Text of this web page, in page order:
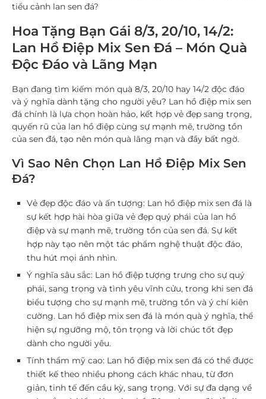
tiểu cảnh lan sen đá?
Hoa Tặng Bạn Gái 8/3, 20/10, 14/2:
Lan Hồ Điệp Mix Sen Đá – Món Quà
Độc Đáo và Lãng Mạn
Bạn đang tìm kiếm món quà 8/3, 20/10 hay 14/2 độc đáo
và ý nghĩa dành tặng cho người yêu? Lan hồ điệp mix sen
đá chính là lựa chọn hoàn hảo, kết hợp vẻ đẹp sang trọng,
quyến rũ của lan hồ điệp cùng sự mạnh mẽ, trường tồn
của sen đá, tạo nên món quà lãng mạn và đầy bất ngờ.
Vì Sao Nên Chọn Lan Hồ Điệp Mix Sen
Đá?
Vẻ đẹp độc đáo và ấn tượng: Lan hồ điệp mix sen đá là
sự kết hợp hài hòa giữa vẻ đẹp quý phái của lan hồ
điệp và sự mạnh mẽ, trường tồn của sen đá. Sự kết
hợp này tạo nên một tác phẩm nghệ thuật độc đáo,
thu hút mọi ánh nhìn.
Ý nghĩa sâu sắc: Lan hồ điệp tượng trưng cho sự quý
phái, sang trọng và tình yêu vĩnh cửu, trong khi sen đá
biểu tượng cho sự mạnh mẽ, trường tồn và ý chí kiên
cường. Lan hồ điệp mix sen đá là món quà ý nghĩa, thể
hiện sự ngưỡng mộ, tôn trọng và lời chúc tốt đẹp
dành cho người yêu.
Tính thẩm mỹ cao: Lan hồ điệp mix sen đá có thể được
thiết kế theo nhiều phong cách khác nhau, từ đơn
giản, tinh tế đến cầu kỳ, sang trọng. Với sự đa dạng về